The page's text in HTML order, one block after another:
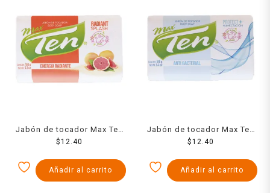
Jabón de tocador Max Ten
energía radiante 150 g
$12.40
Añadir al carrito
Jabón de tocador Max Ten
antibacterial 150 g
$12.40
Añadir al carrito